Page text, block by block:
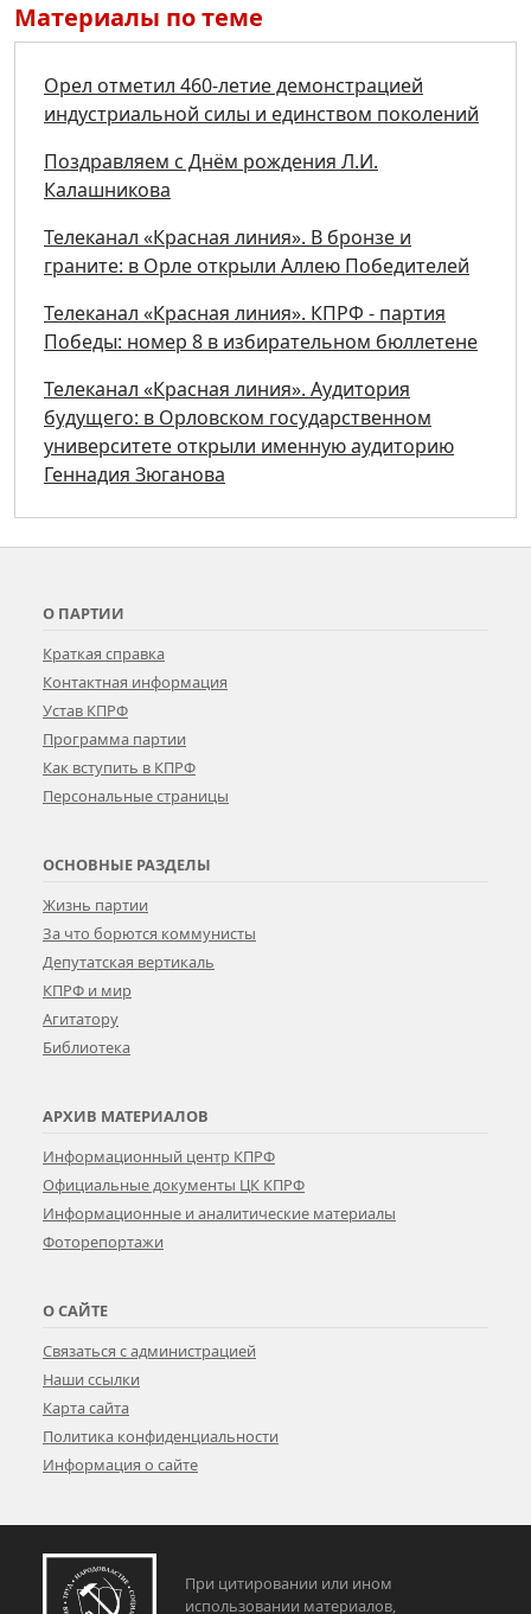
Материалы по теме
Орел отметил 460-летие демонстрацией
индустриальной силы и единством поколений
Поздравляем с Днём рождения Л.И.
Калашникова
Телеканал «Красная линия». В бронзе и
граните: в Орле открыли Аллею Победителей
Телеканал «Красная линия». КПРФ - партия
Победы: номер 8 в избирательном бюллетене
Телеканал «Красная линия». Аудитория
будущего: в Орловском государственном
университете открыли именную аудиторию
Геннадия Зюганова
О ПАРТИИ
Краткая справка
Контактная информация
Устав КПРФ
Программа партии
Как вступить в КПРФ
Персональные страницы
ОСНОВНЫЕ РАЗДЕЛЫ
Жизнь партии
За что борются коммунисты
Депутатская вертикаль
КПРФ и мир
Агитатору
Библиотека
АРХИВ МАТЕРИАЛОВ
Информационный центр КПРФ
Официальные документы ЦК КПРФ
Информационные и аналитические материалы
Фоторепортажи
О САЙТЕ
Связаться с администрацией
Наши ссылки
Карта сайта
Политика конфиденциальности
Информация о сайте
При цитировании или ином
использовании материалов,